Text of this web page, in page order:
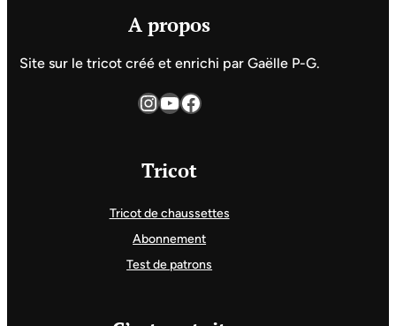
A propos
Site sur le tricot créé et enrichi par Gaëlle P-G.
InstagramYouTube Facebook
Tricot
Tricot de chaussettes
Abonnement
Test de patrons